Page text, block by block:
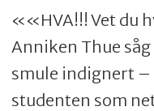
««HVA!!! Vetdu
Anniken Thue
smule indignert –
studenten som